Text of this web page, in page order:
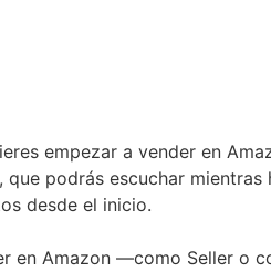
empezar a vender en
podrás escuchar mientras
desde el inicio.
en Amazon —como Seller o